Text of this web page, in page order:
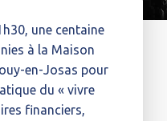
une centaine
à la Maison
en-Josas pour
du « vivre
financiers,